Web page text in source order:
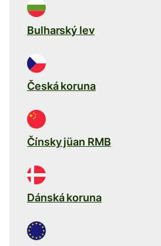
Bulharský lev
Česká koruna
Čínsky jüan RMB
Dánská koruna